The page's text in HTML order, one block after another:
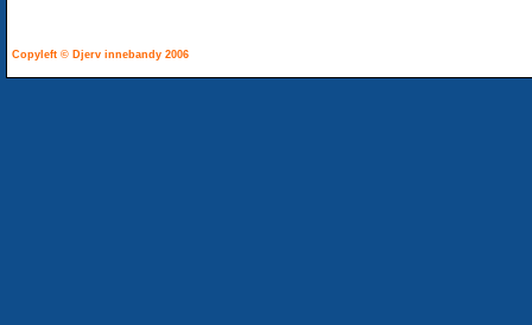
Copyleft © Djerv innebandy 2006